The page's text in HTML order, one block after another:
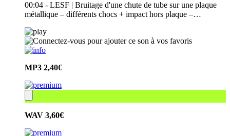
00:04 - LESF | Bruitage d'une chute de tube sur une plaque
métallique – différents chocs + impact hors plaque –…
MP3 2,40€
WAV 3,60€